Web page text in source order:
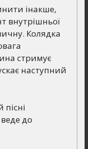
інакше,
внутрішньої
Колядка
стримує
наступний
до